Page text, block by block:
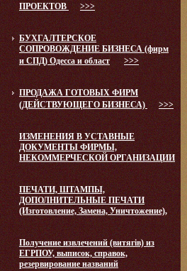
ПРОЕКТОВ
>>>
БУХГАЛТЕРСКОЕ
СОПРОВОЖДЕНИЕ БИЗНЕСА (фирм
и СПД) Одесса и област
>>>
ПРОДАЖА ГОТОВЫХ ФИРМ
(ДЕЙСТВУЮЩЕГО БИЗНЕСА)
>>>
ИЗМЕНЕНИЯ В УСТАВНЫЕ
ДОКУМЕНТЫ ФИРМЫ,
НЕКОММЕРЧЕСКОЙ ОРГАНИЗАЦИИ
ПЕЧАТИ, ШТАМПЫ,
ДОПОЛНИТЕЛЬНЫЕ ПЕЧАТИ
(Изготовление, Замена, Уничтожение),
Получение извлечений (витягів) из
ЕГРПОУ, выписок, справок,
резервирование названий